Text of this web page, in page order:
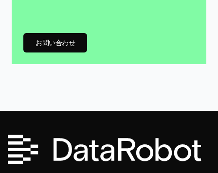
お問い合わせ